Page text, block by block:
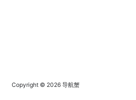
Copyright © 2026 导航蟹